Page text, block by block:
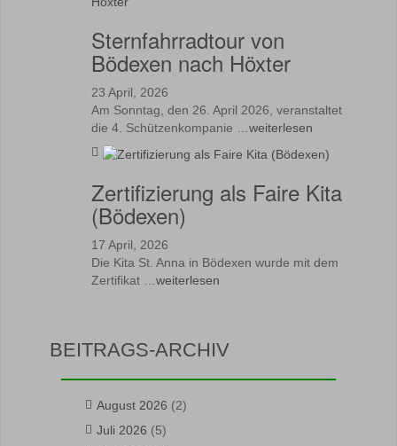
Sternfahrradtour von
Bödexen nach Höxter
23 April, 2026
Am Sonntag, den 26. April 2026, veranstaltet
die 4. Schützenkompanie …weiterlesen
Zertifizierung als Faire Kita
(Bödexen)
17 April, 2026
Die Kita St. Anna in Bödexen wurde mit dem
Zertifikat … weiterlesen
BEITRAGS-ARCHIV
August 2026 (2)
Juli 2026 (5)